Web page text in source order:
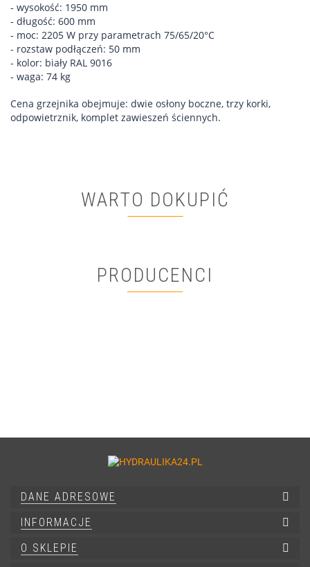
- wysokość: 1950 mm
- długość: 600 mm
- moc: 2205 W przy parametrach 75/65/20°C
- rozstaw podłączeń: 50 mm
- kolor: biały RAL 9016
- waga: 74 kg
Cena grzejnika obejmuje: dwie osłony boczne, trzy korki,
odpowietrznik, komplet zawieszeń ściennych.
WARTO DOKUPIĆ
PRODUCENCI
DANE ADRESOWE
INFORMACJE
O SKLEPIE